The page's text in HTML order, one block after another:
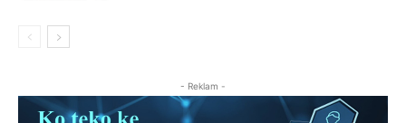
- Reklam -